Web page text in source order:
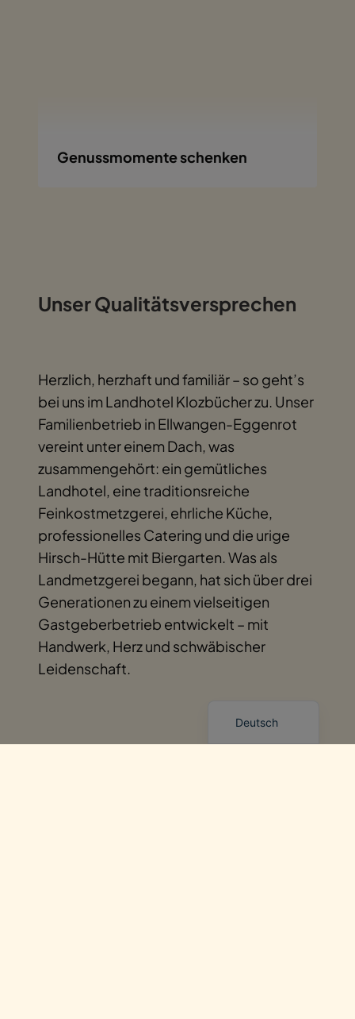
Genussmomente schenken
Unser Qualitätsversprechen
Herzlich, herzhaft und familiär – so geht’s
bei uns im Landhotel Klozbücher zu. Unser
Familienbetrieb in Ellwangen-Eggenrot
vereint unter einem Dach, was
zusammengehört: ein gemütliches
Landhotel, eine traditionsreiche
Feinkostmetzgerei, ehrliche Küche,
professionelles Catering und die urige
Hirsch-Hütte mit Biergarten. Was als
Landmetzgerei begann, hat sich über drei
Generationen zu einem vielseitigen
Gastgeberbetrieb entwickelt – mit
Handwerk, Herz und schwäbischer
Leidenschaft.
Deutsch